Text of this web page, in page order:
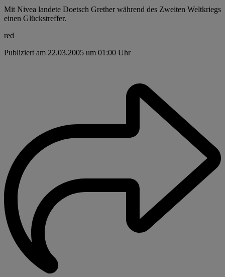
Mit Nivea landete Doetsch Grether während des Zweiten Weltkriegs
einen Glückstreffer.
red
Publiziert am 22.03.2005 um 01:00 Uhr